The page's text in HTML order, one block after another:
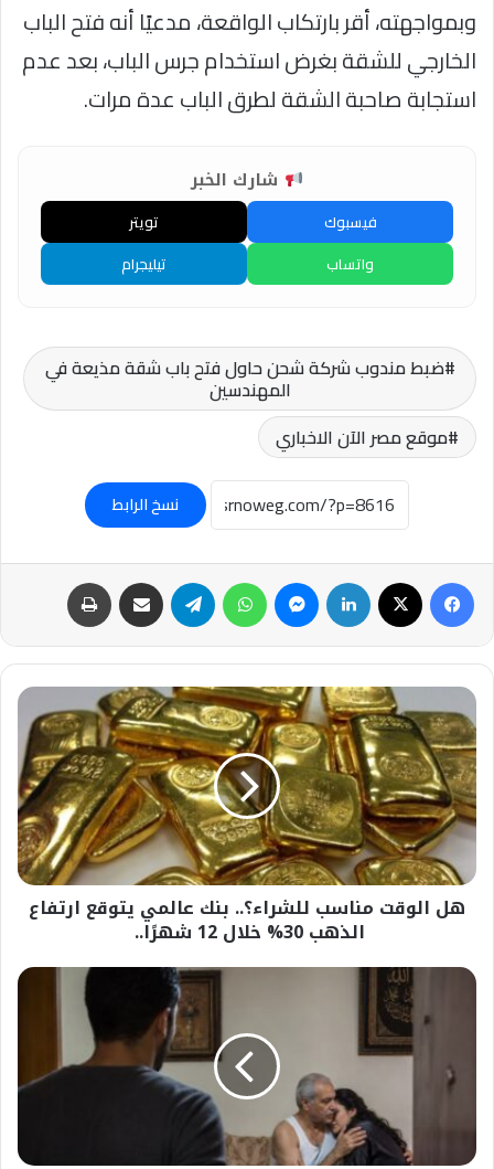
وبمواجهته، أقر بارتكاب الواقعة، مدعيًا أنه فتح الباب
الخارجي للشقة بغرض استخدام جرس الباب، بعد عدم
استجابة صاحبة الشقة لطرق الباب عدة مرات.
شارك الخبر
فيسبوك
تويتر
واتساب
تيليجرام
ضبط مندوب شركة شحن حاول فتح باب شقة مذيعة في
المهندسين
موقع مصر الآن الاخباري
نسخ الرابط
فيسبوك لينكدإن ماسنجر واتساب تيلقرام مشاركة عبر البريد
هل
الوقت
مناسب
للشراء؟..
بنك
عالمي
يتوقع
ارتفاع
الذهب
30%
شهرًا..
هل الوقت مناسب للشراء؟.. بنك عالمي يتوقع ارتفاع
الذهب 30% خلال 12 شهرًا..
إلقاء
تحرش
بابنته
في